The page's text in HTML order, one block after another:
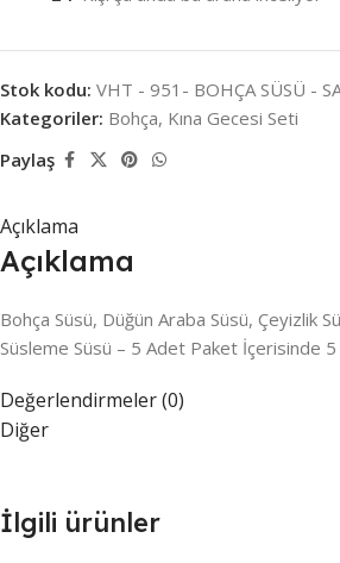
Stok kodu: VHT - 951- BOHÇA SÜSÜ -
Kategoriler: Bohça, Kına Gecesi Seti
Paylaş
Açıklama
Açıklama
Bohça Süsü, Düğün Araba Süsü, Çeyizlik
Süsleme Süsü – 5 Adet Paket İçerisinde
Değerlendirmeler (0)
Diğer
İlgili ürünler